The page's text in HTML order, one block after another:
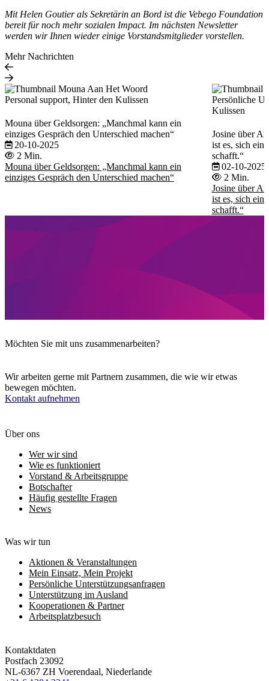
Mit Helen Goutier als Sekretärin an Bord ist die Vebego Foundation
bereit für noch mehr sozialen Impact. Im nächsten Newsletter
werden wir Ihnen wieder einige Vorstandsmitglieder vorstellen.
Mehr Nachrichten
Personal support, Hinter den Kulissen
Mouna über Geldsorgen: „Manchmal kann ein
einziges Gespräch den Unterschied machen“
20-10-2025
2 Min.
Mouna über Geldsorgen: „Manchmal kann ein
einziges Gespräch den Unterschied machen“
Persönliche
Kulissen
Josine über
ist es, sich
schafft.“
02-10-2025
2 Min.
Josine über
ist es, sich
schafft.“
Möchten Sie mit uns zusammenarbeiten?
Wir arbeiten gerne mit Partnern zusammen, die wie wir etwas
bewegen möchten.
Kontakt aufnehmen
Über ons
Wer wir sind
Wie es funktioniert
Vorstand & Arbeitsgruppe
Botschafter
Häufig gestellte Fragen
News
Was wir tun
Aktionen & Veranstaltungen
Mein Einsatz, Mein Projekt
Persönliche Unterstützungsanfragen
Unterstützung im Ausland
Kooperationen & Partner
Arbeitsplatzbesuch
Kontaktdaten
Postfach 23092
NL-6367 ZH Voerendaal, Niederlande